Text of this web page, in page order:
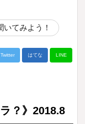
いてみよう！
Twitter はてな LINE
？》 2018.8